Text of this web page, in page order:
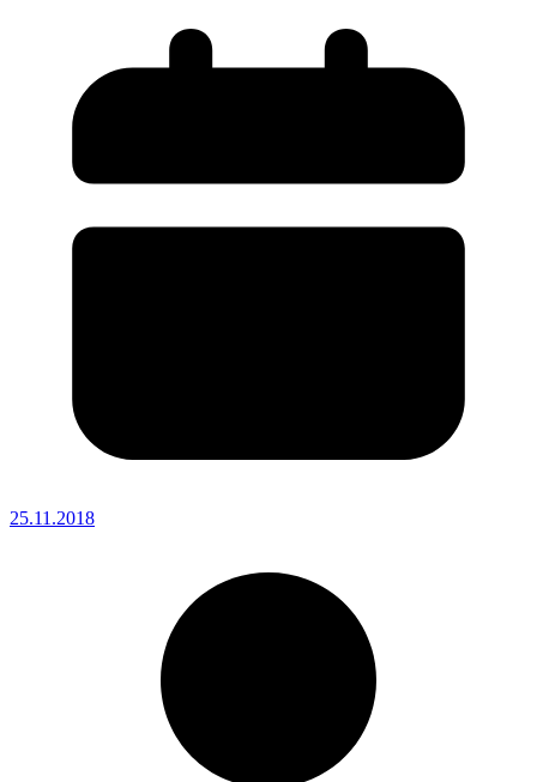
25.11.2018